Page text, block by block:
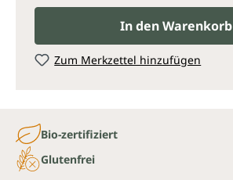
In den Warenkorb
Zum Merkzettel hinzufügen
Bio-zertifiziert
Glutenfrei